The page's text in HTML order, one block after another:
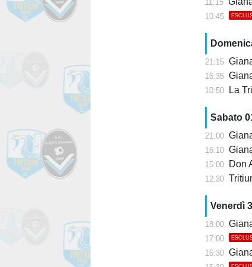
11:15
10:45
21:15
16:35
10:50 La
Sabato
21:00
16:10
15:00 Don
12:30
Venerdì
18:00
17:00
16:30